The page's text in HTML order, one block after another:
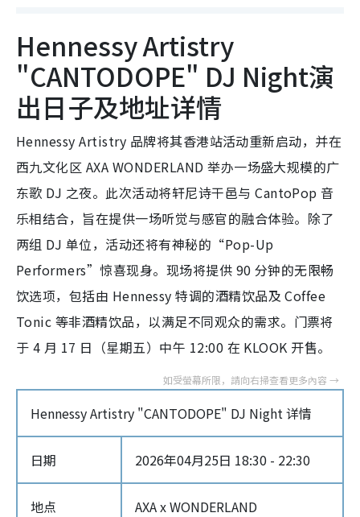
Hennessy Artistry
"CANTODOPE" DJ Night演
出日子及地址详情
Hennessy Artistry 品牌将其香港站活动重新启动，并在
西九文化区 AXA WONDERLAND 举办一场盛大规模的广
东歌 DJ 之夜。此次活动将轩尼诗干邑与 CantoPop 音
乐相结合，旨在提供一场听觉与感官的融合体验。除了
两组 DJ 单位，活动还将有神秘的“Pop-Up
Performers”惊喜现身。现场将提供 90 分钟的无限畅
饮选项，包括由 Hennessy 特调的酒精饮品及 Coffee
Tonic 等非酒精饮品，以满足不同观众的需求。门票将
于 4 月 17 日（星期五）中午 12:00 在 KLOOK 开售。
Hennessy Artistry "CANTODOPE" DJ Night 详情
日期 2026年04月25日 18:30 - 22:30
地点 AXA x WONDERLAND